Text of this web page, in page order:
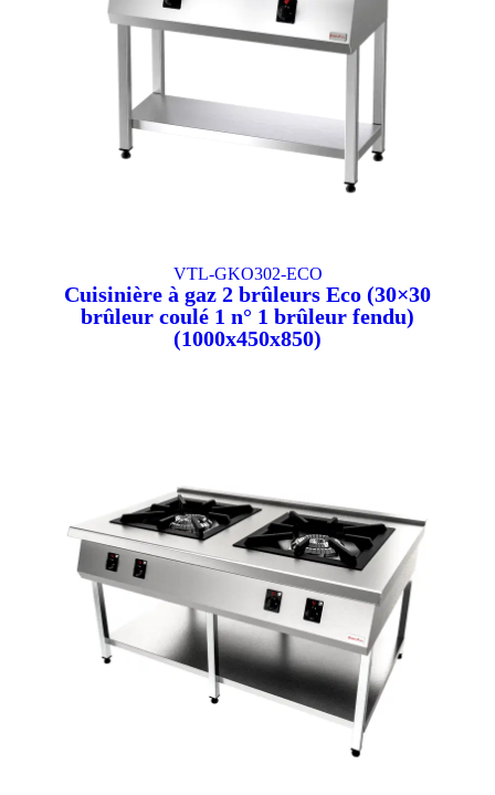
VTL-GKO302-ECO
Cuisinière à gaz 2 brûleurs Eco (30×30
brûleur coulé 1 n° 1 brûleur fendu)
(1000x450x850)